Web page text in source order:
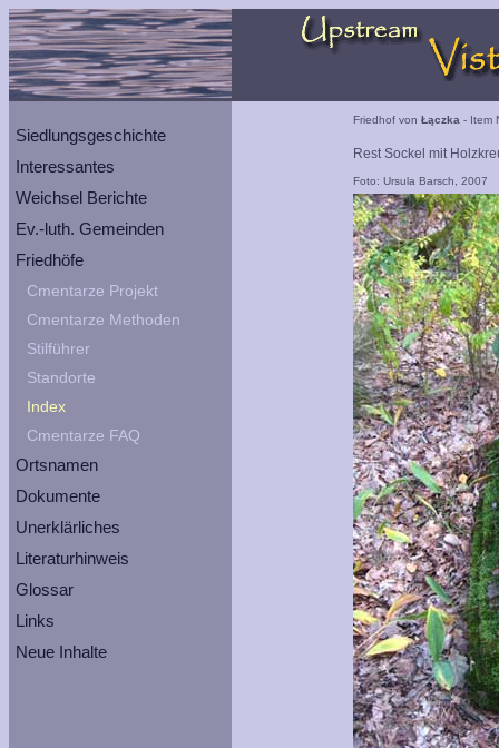
Siedlungsgeschichte
Interessantes
Weichsel Berichte
Ev.-luth. Gemeinden
Friedhöfe
Cmentarze Projekt
Cmentarze Methoden
Stilführer
Standorte
Index
Cmentarze FAQ
Ortsnamen
Dokumente
Unerklärliches
Literaturhinweis
Glossar
Links
Neue Inhalte
Friedhof von Łączka - Item
Rest Sockel mit
Foto: Ursula Barsch, 2007